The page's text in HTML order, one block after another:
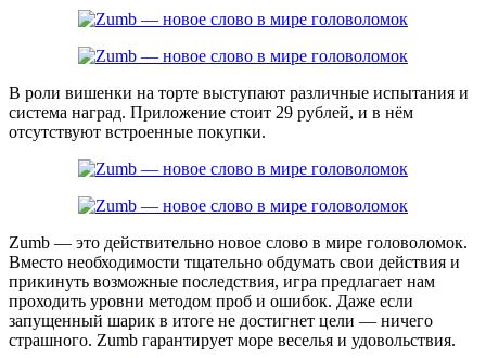
В роли вишенки на торте выступают различные испытания и
система наград. Приложение стоит 29 рублей, и в нём
отсутствуют встроенные покупки.
Zumb — это действительно новое слово в мире головоломок.
Вместо необходимости тщательно обдумать свои действия и
прикинуть возможные последствия, игра предлагает нам
проходить уровни методом проб и ошибок. Даже если
запущенный шарик в итоге не достигнет цели — ничего
страшного. Zumb гарантирует море веселья и удовольствия.